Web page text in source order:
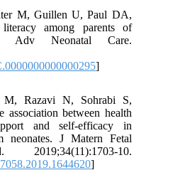
8. Mackley A, Winter M, Guillen U,
Locke R. Health literacy among
newborn infants. Adv
[DOI:10.1097/
9. Alinejad-Naeini M, Razavi N,
Heidari-Beni F. The association
literacy, social support and self-
mothers of preterm neonates. J
Neonatal Med.
[DOI:10.1080/14767058.2019.1644620